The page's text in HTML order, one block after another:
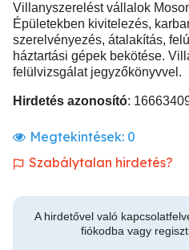
Villanyszerelést vállalok
Épületekben kivitelezés,
szerelvényezés, átalakítás,
háztartási gépek bekötése.
felülvizsgálat jegyzőkönyvvel.
Hirdetés azonosító:
Megtekintések: 0
Szabálytalan hirdetés?
A hirdetővel való
fiókodba vagy